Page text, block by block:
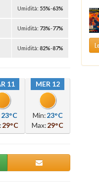
Umidità: 55%-63%
Umidità: 73%-77%
Umidità: 82%-87%
11
23°C
29°C
MER 12
Min:23°C
Max:29°C